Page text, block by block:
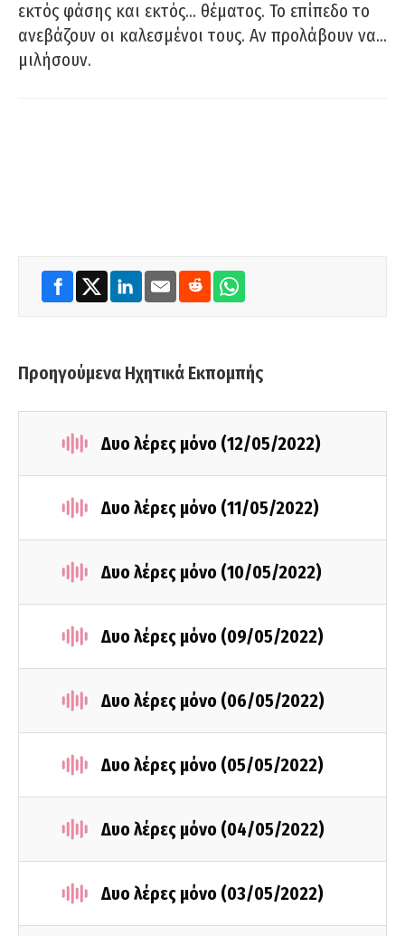
εκτός φάσης και εκτός… θέματος. Το επίπεδο το
ανεβάζουν οι καλεσμένοι τους. Αν προλάβουν να…
μιλήσουν.
Προηγούμενα Ηχητικά Εκπομπής
Δυο λέρες μόνο (12/05/2022)
Δυο λέρες μόνο (11/05/2022)
Δυο λέρες μόνο (10/05/2022)
Δυο λέρες μόνο (09/05/2022)
Δυο λέρες μόνο (06/05/2022)
Δυο λέρες μόνο (05/05/2022)
Δυο λέρες μόνο (04/05/2022)
Δυο λέρες μόνο (03/05/2022)